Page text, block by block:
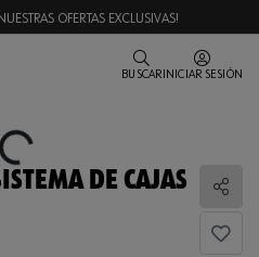
OFERTAS EXCLUSIVAS!
BUSCAR INICIAR SESIÓN
Loading...
DE CAJAS